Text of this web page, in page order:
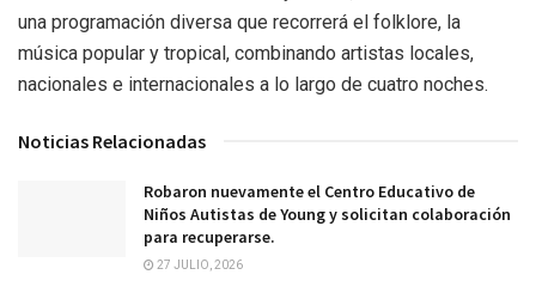
una programación diversa que recorrerá el folklore, la
música popular y tropical, combinando artistas locales,
nacionales e internacionales a lo largo de cuatro noches.
Noticias Relacionadas
Robaron nuevamente el Centro Educativo de
Niños Autistas de Young y solicitan colaboración
para recuperarse.
27 JULIO, 2026